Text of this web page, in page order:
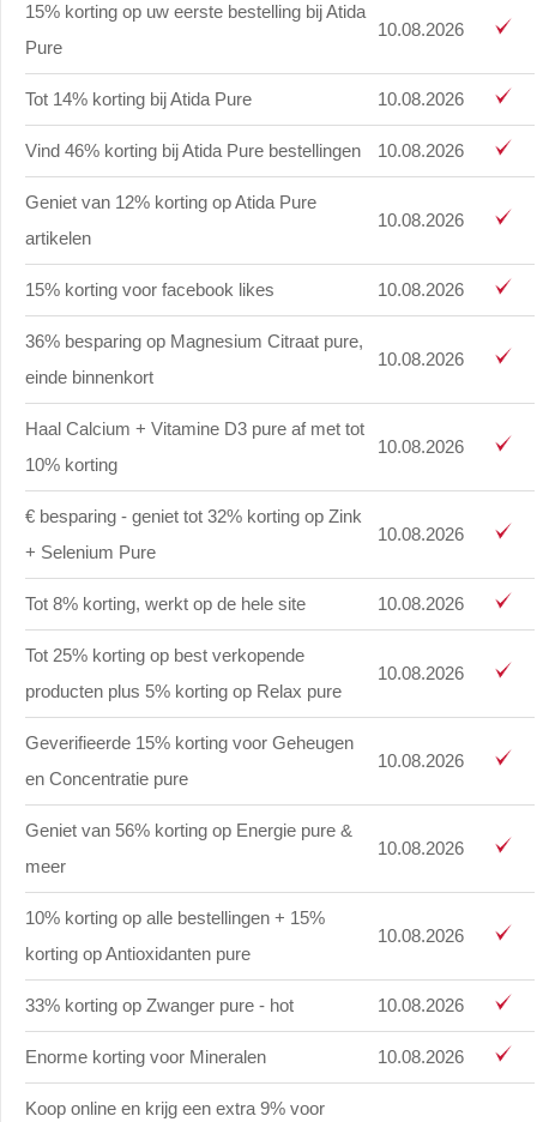
15% korting op uw eerste bestelling bij Atida
Pure
10.08.2026
Tot 14% korting bij Atida Pure 10.08.2026
Vind 46% korting bij Atida Pure bestellingen 10.08.2026
Geniet van 12% korting op Atida Pure
artikelen
10.08.2026
15% korting voor facebook likes 10.08.2026
36% besparing op Magnesium Citraat pure,
einde binnenkort
10.08.2026
Haal Calcium + Vitamine D3 pure af met tot
10% korting
10.08.2026
€ besparing - geniet tot 32% korting op Zink
+ Selenium Pure
10.08.2026
Tot 8% korting, werkt op de hele site 10.08.2026
Tot 25% korting op best verkopende
producten plus 5% korting op Relax pure
10.08.2026
Geverifieerde 15% korting voor Geheugen
en Concentratie pure
10.08.2026
Geniet van 56% korting op Energie pure &
meer
10.08.2026
10% korting op alle bestellingen + 15%
korting op Antioxidanten pure
10.08.2026
33% korting op Zwanger pure - hot 10.08.2026
Enorme korting voor Mineralen 10.08.2026
Koop online en krijg een extra 9% voor